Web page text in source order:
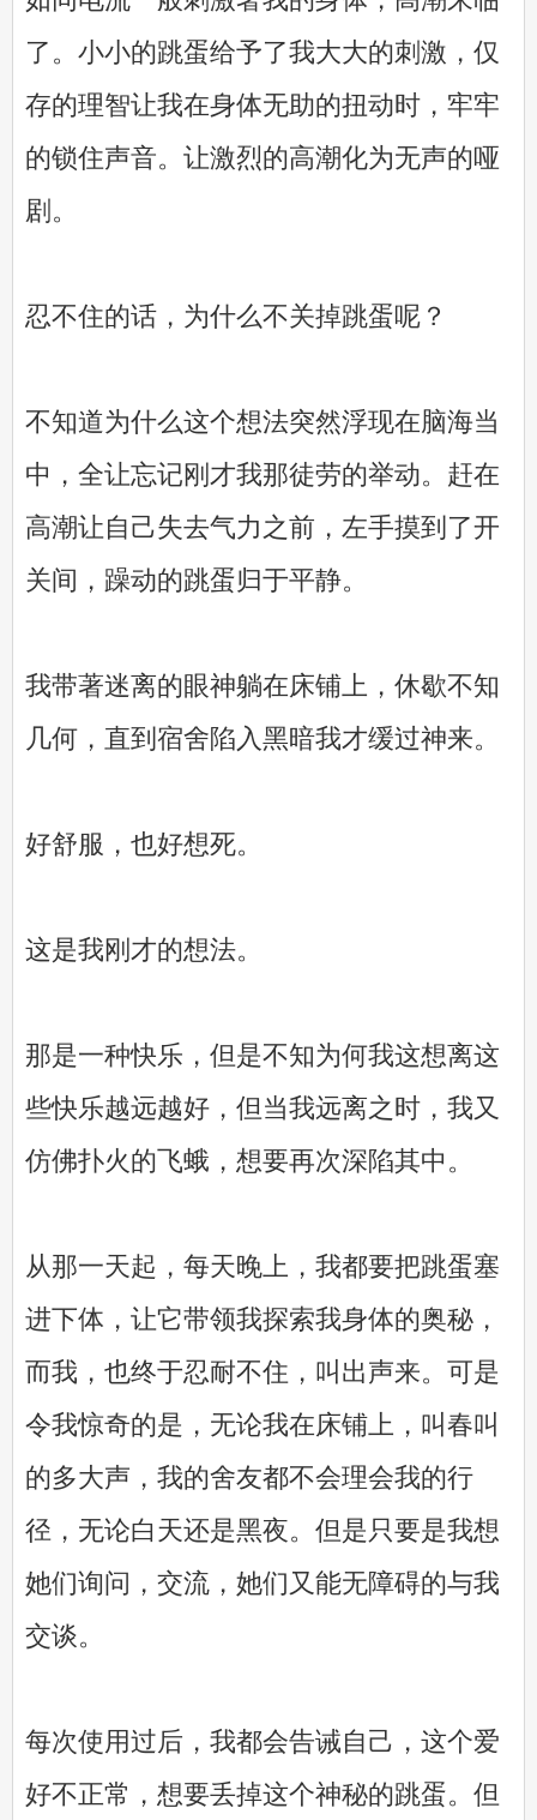
了。小小的跳蛋给予了我大大的刺激，仅
存的理智让我在身体无助的扭动时，牢牢
的锁住声音。让激烈的高潮化为无声的哑
剧。
忍不住的话，为什么不关掉跳蛋呢？
不知道为什么这个想法突然浮现在脑海当
中，全让忘记刚才我那徒劳的举动。赶在
高潮让自己失去气力之前，左手摸到了开
关间，躁动的跳蛋归于平静。
我带著迷离的眼神躺在床铺上，休歇不知
几何，直到宿舍陷入黑暗我才缓过神来。
好舒服，也好想死。
这是我刚才的想法。
那是一种快乐，但是不知为何我这想离这
些快乐越远越好，但当我远离之时，我又
仿佛扑火的飞蛾，想要再次深陷其中。
从那一天起，每天晚上，我都要把跳蛋塞
进下体，让它带领我探索我身体的奥秘，
而我，也终于忍耐不住，叫出声来。可是
令我惊奇的是，无论我在床铺上，叫春叫
的多大声，我的舍友都不会理会我的行
径，无论白天还是黑夜。但是只要是我想
她们询问，交流，她们又能无障碍的与我
交谈。
每次使用过后，我都会告诫自己，这个爱
好不正常，想要丢掉这个神秘的跳蛋。但